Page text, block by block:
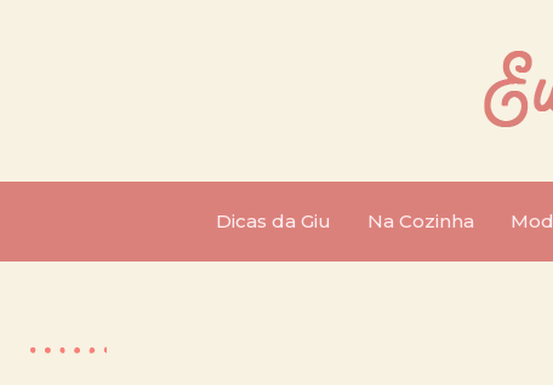
Dicas da Giu Na Cozinha